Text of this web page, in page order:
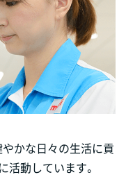
かな日々の生活に貢
活動しています。